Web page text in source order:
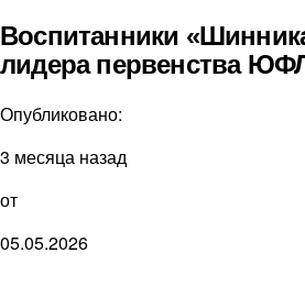
Воспитанники
лидера первенства
Опубликовано:
3 месяца назад
от
05.05.2026